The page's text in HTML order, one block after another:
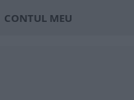
CONTUL MEU